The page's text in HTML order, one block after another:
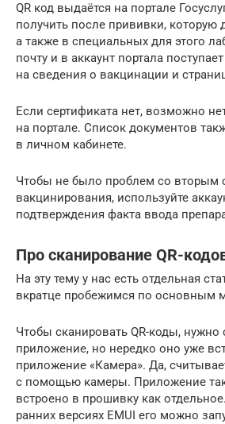
QR код выдаётся на портале
получить после прививки, которую
а также в специальных для этого
почту и в аккаунт портала
на сведения о вакцинации и
Если сертификата нет, возможно
на портале. Список документов
в личном кабинете.
Чтобы не было проблем со вторым
вакцинирования, используйте
подтверждения факта ввода
Про сканирование QR-
На эту тему у нас есть отдельная
вкратце пробежимся по основным
Чтобы сканировать QR-коды, нужно
приложение, но нередко оно уже
приложение «Камера». Да,
с помощью камеры. Приложение
встроено в прошивку как
ранних версиях EMUI его можно